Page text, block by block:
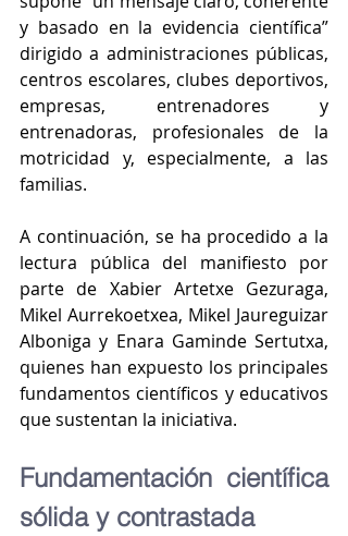
y basado en la evidencia científica”
dirigido a administraciones públicas,
centros escolares, clubes deportivos,
empresas, entrenadores y
entrenadoras, profesionales de la
motricidad y, especialmente, a las
familias.
A continuación, se ha procedido a la
lectura pública del manifiesto por
parte de Xabier Artetxe Gezuraga,
Mikel Aurrekoetxea, Mikel Jaureguizar
Alboniga y Enara Gaminde Sertutxa,
quienes han expuesto los principales
fundamentos científicos y educativos
que sustentan la iniciativa.
Fundamentación científica
sólida y contrastada